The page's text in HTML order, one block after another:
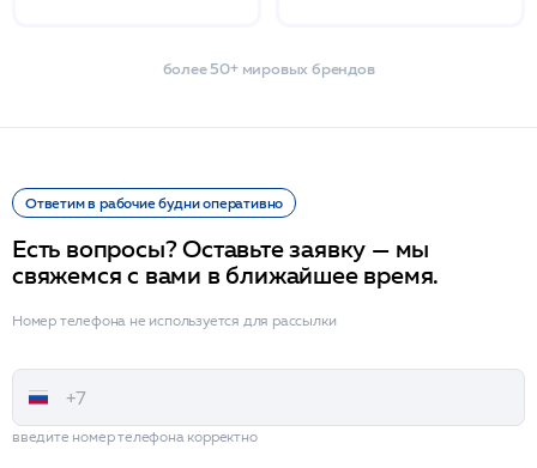
более 50+ мировых брендов
Ответим в рабочие будни оперативно
Есть вопросы? Оставьте заявку — мы
свяжемся с вами в ближайшее время.
Номер телефона не используется для рассылки
введите номер телефона корректно